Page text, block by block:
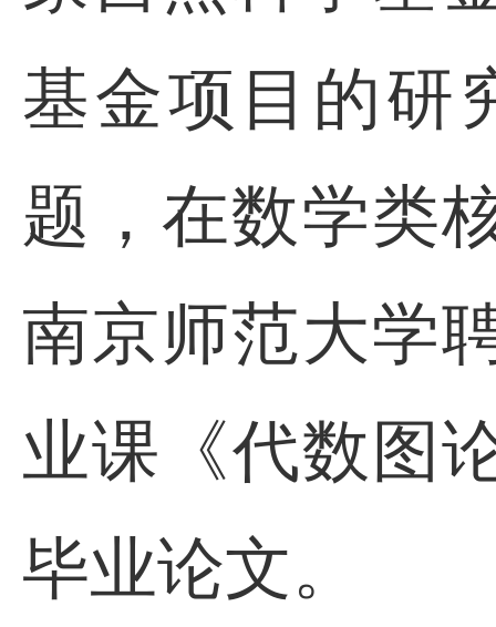
基金项目的研
题，在数学类
南京师范大学
业课《代数图
毕业论文。